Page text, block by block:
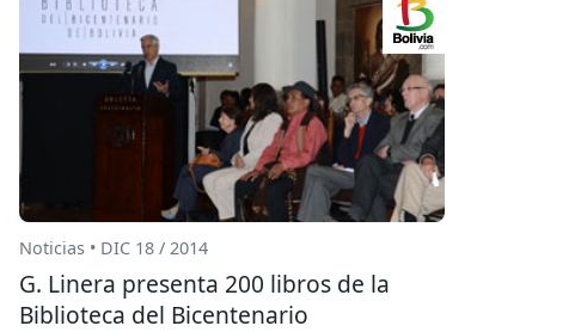
Noticias • DIC 18 / 2014
G. Linera presenta 200 libros de la
Biblioteca del Bicentenario